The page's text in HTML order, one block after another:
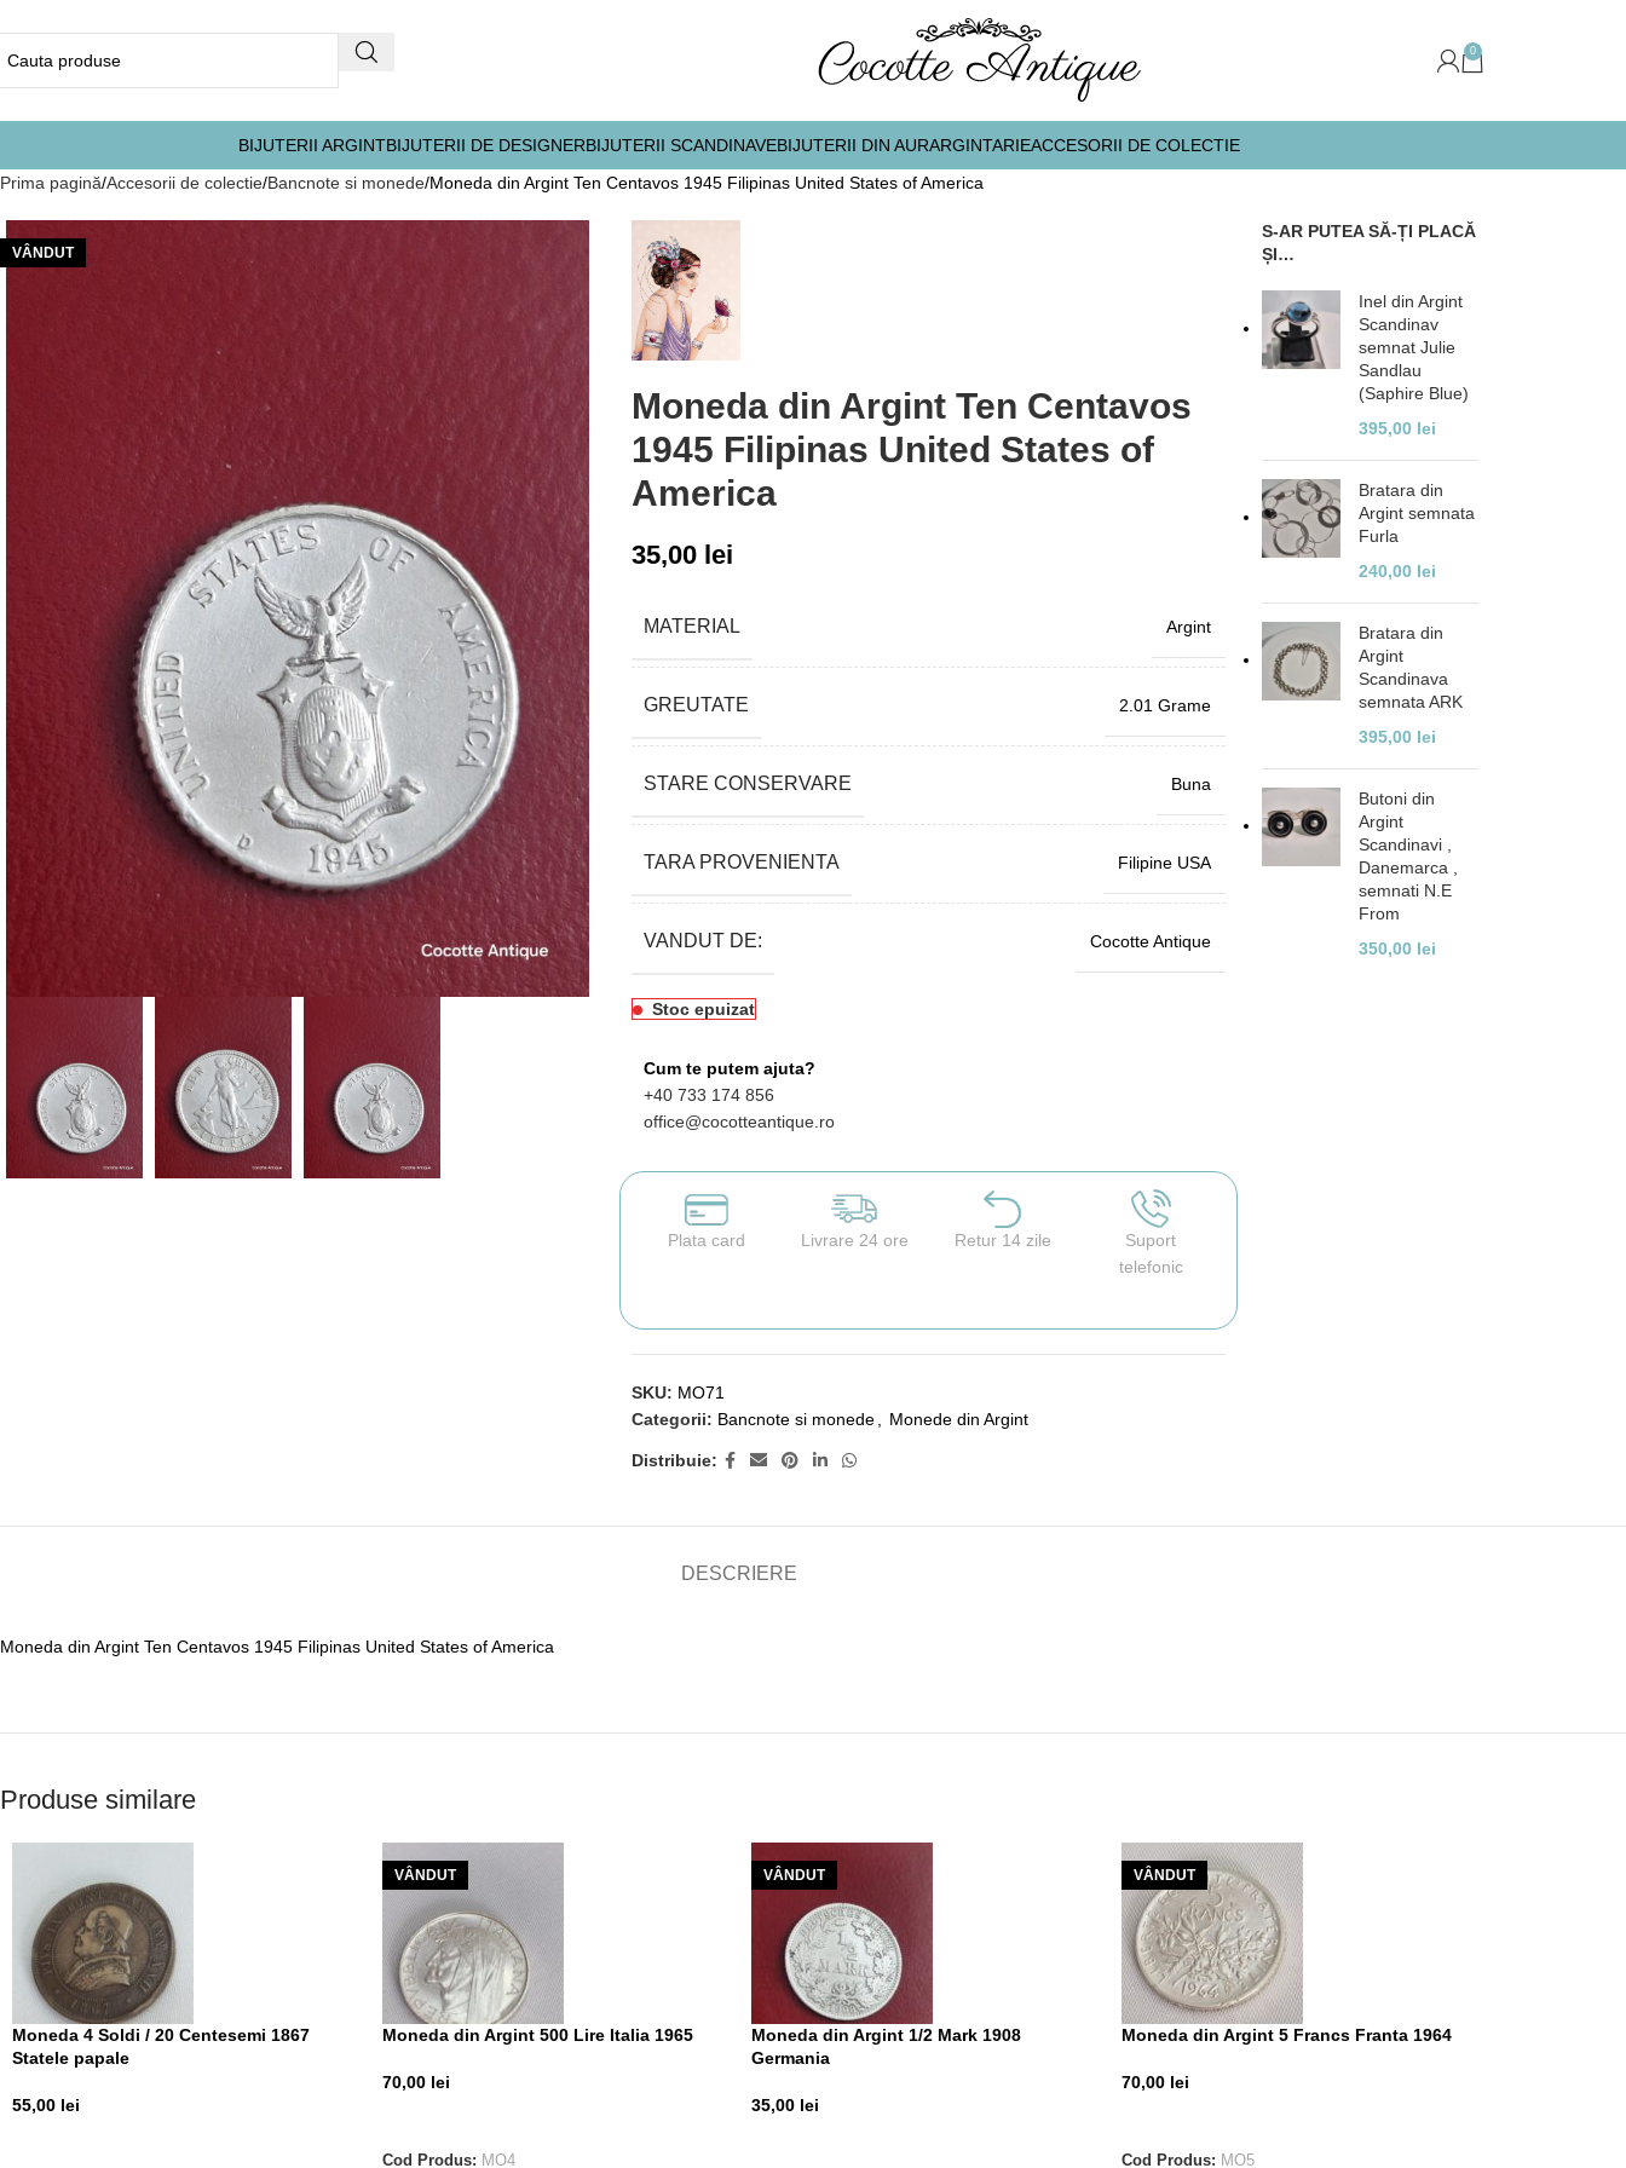
0
BIJUTERII ARGINTBIJUTERII DE DESIGNERBIJUTERII SCANDINAVEBIJUTERII DIN AURARGINTARIEACCESORII DE COLECTIE
Prima pagină Accesorii de colectie Bancnote si monede Moneda din Argint Ten Centavos 1945 Filipinas United States of America
VÂNDUT
Moneda din Argint Ten Centavos
1945 Filipinas United States of
America
35,00 lei
MATERIAL Argint
GREUTATE 2.01 Grame
STARE CONSERVARE Buna
TARA PROVENIENTA Filipine USA
VANDUT DE: Cocotte Antique
Stoc epuizat
Cum te putem ajuta?
+40 733 174 856
office@cocotteantique.ro
Plata card Livrare 24 ore Retur 14 zile
Suport
telefonic
SKU: MO71
Categorii: Bancnote si monede Monede din Argint
Distribuie:
S-AR PUTEA SĂ-ȚI PLACĂ
ȘI…
Inel din Argint
Scandinav
semnat Julie
Sandlau
(Saphire Blue)
395,00 lei
Bratara din
Argint semnata
Furla
240,00 lei
Bratara din
Argint
Scandinava
semnata ARK
395,00 lei
Butoni din
Argint
Scandinavi ,
Danemarca ,
semnati N.E
From
350,00 lei
DESCRIERE
Moneda din Argint Ten Centavos 1945 Filipinas United States of America
Produse similare
Moneda 4 Soldi / 20 Centesemi 1867
Statele papale
55,00 lei
VÂNDUT
Moneda din Argint 500 Lire Italia 1965
70,00 lei
Cod Produs: MO4
VÂNDUT
Moneda din Argint 1/2 Mark 1908
Germania
35,00 lei
VÂNDUT
Moneda din Argint 5 Francs Franta 1964
70,00 lei
Cod Produs: MO5